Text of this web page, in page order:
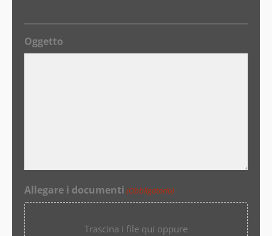
Oggetto
Allegare i documenti (Obbligatorio)
Trascina i file qui oppure